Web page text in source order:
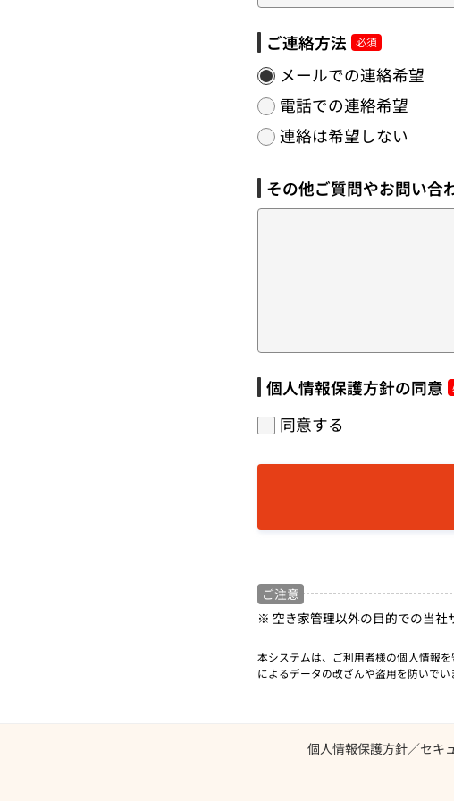
ご連絡方法
メールでの連絡希望
電話での連絡希望
連絡は希望しない
その他ご質問やお問い合
個人情報保護方針の同意
同意する
ご注意
※ 空き家管理以外の目的での当社
本システムは、ご利用者様の個人情報
によるデータの改ざんや盗用を防いでい
個人情報保護方針／セキ